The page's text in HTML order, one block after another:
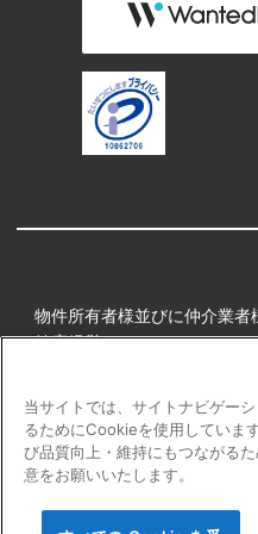
物件所有者様並びに仲介業者
健康経営
プライバシーポリシー
障害者の表記について
当サイトでは、サイトナビゲー
るためにCookieを使用していま
び品質向上・維持にもつながる
意をお願いいたします。